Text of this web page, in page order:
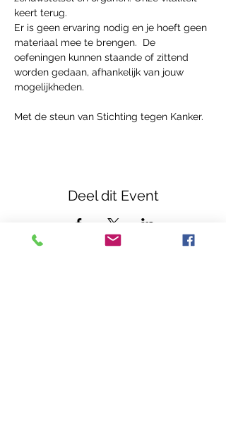
keert terug.
Er is geen ervaring nodig en je hoeft geen
materiaal mee te brengen.  De
oefeningen kunnen staande of zittend
worden gedaan, afhankelijk van jouw
mogelijkheden.
Met de steun van Stichting tegen Kanker.
Deel dit Event